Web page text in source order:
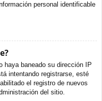
personal identificable
haya baneado su dirección IP
intentando registrarse, esté
el registro de nuevos
del sitio.